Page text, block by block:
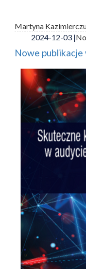
Martyna
2024-12-03 |
Nowe